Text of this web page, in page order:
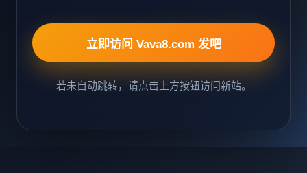
立即访问 Vava8.com 发吧
若未自动跳转，请点击上方按钮访问新站。